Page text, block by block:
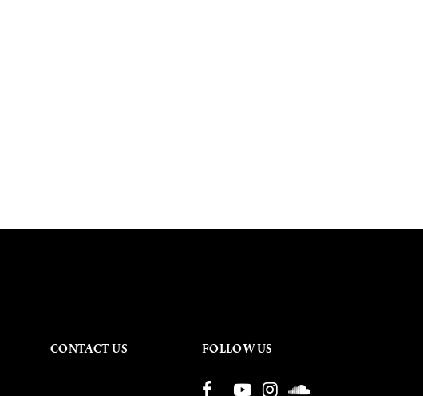
CONTACT US FOLLOW US